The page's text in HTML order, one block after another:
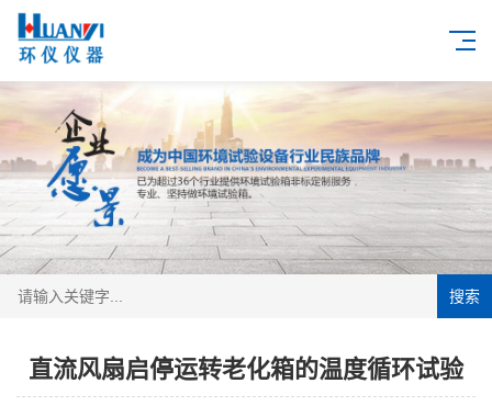
搜索
直流风扇启停运转老化箱的温度循环试验